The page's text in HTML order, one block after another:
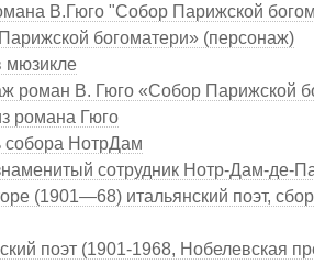
В.Гюго "Собор Парижской
богоматери» (персонаж)
мюзикле
роман В. Гюго «Собор Парижской
романа Гюго
собора НотрДам
сотрудник Нотр-Дам-де-
(1901—68) итальянский поэт,
поэт (1901-1968, Нобелевская